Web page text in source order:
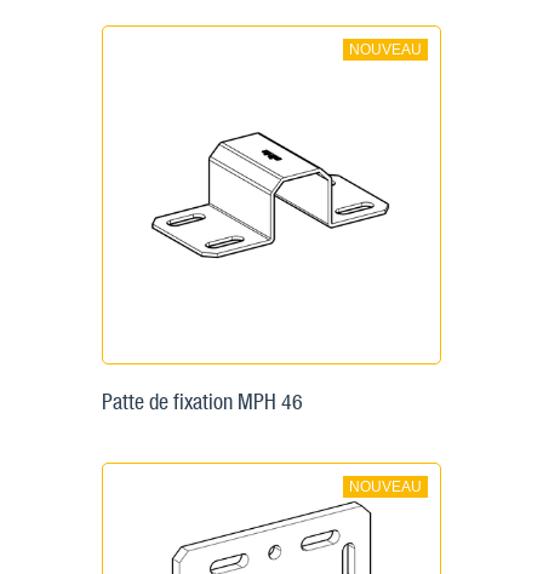
NOUVEAU
Patte de fixation MPH 46
NOUVEAU